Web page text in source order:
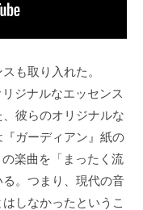
も取り入れた。
ジナルなエッセンス
彼らのオリジナルな
ガーディアン』紙の
楽曲を「まったく流
。つまり、現代の音
しなかったというこ